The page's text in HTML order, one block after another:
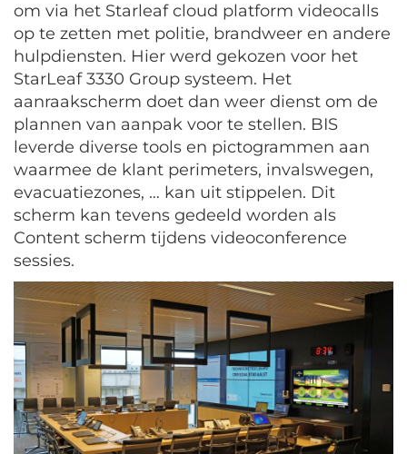
om via het Starleaf cloud platform videocalls
op te zetten met politie, brandweer en andere
hulpdiensten. Hier werd gekozen voor het
StarLeaf 3330 Group systeem. Het
aanraakscherm doet dan weer dienst om de
plannen van aanpak voor te stellen. BIS
leverde diverse tools en pictogrammen aan
waarmee de klant perimeters, invalswegen,
evacuatiezones, … kan uit stippelen. Dit
scherm kan tevens gedeeld worden als
Content scherm tijdens videoconference
sessies.